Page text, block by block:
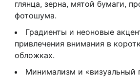
глянца, зерна, мятой бумаги,
фотошума.
Градиенты и неоновые
привлечения внимания в
обложках.
Минимализм и «визуальный